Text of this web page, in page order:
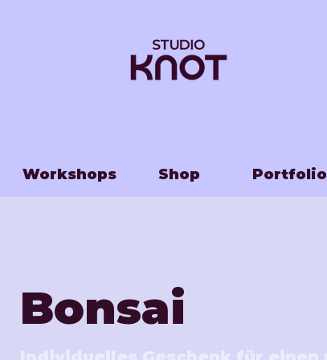
Workshops Shop Portfolio
Bonsai